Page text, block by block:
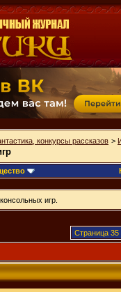
конкурсы рассказов >
игр.
Страница 35